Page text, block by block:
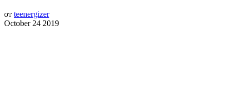
от teenergizer
October 24 2019